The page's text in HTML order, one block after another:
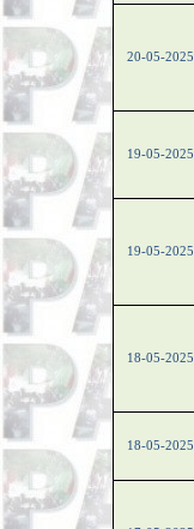
20-05-2025
19-05-2025
19-05-2025
18-05-2025
18-05-2025